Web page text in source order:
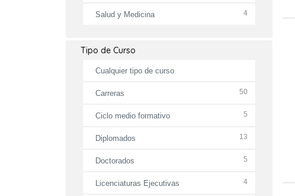
Salud y Medicina 4
Tipo de Curso
Cualquier tipo de curso
Carreras 50
Ciclo medio formativo 5
Diplomados 13
Doctorados 5
Licenciaturas Ejecutivas 4